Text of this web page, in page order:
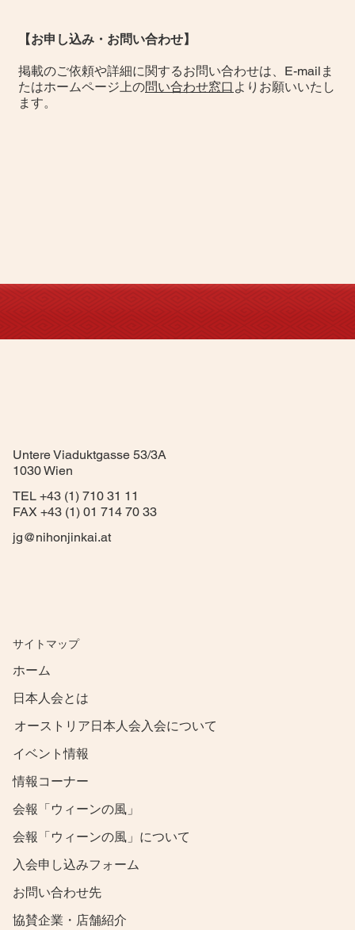
【お申し込み・お問い合わせ】
掲載のご依頼や詳細に関するお問い合わせは、E-mailま
たはホームページ上の問い合わせ窓口 よりお願いいたし
ます。
Untere Viaduktgasse 53/3A
1030 Wien
TEL +43 (1) 710 31 11
FAX +43 (1) 01 714 70 33
jg@nihonjinkai.at
​サイトマップ
​ホーム
日本人会とは
オーストリア日本人会入会について
​イベント情報
情報コーナー
会報「ウィーンの風」
会報「ウィーンの風」について
​入会申し込みフォーム
​お問い合わせ先
協賛企業・店舗紹介